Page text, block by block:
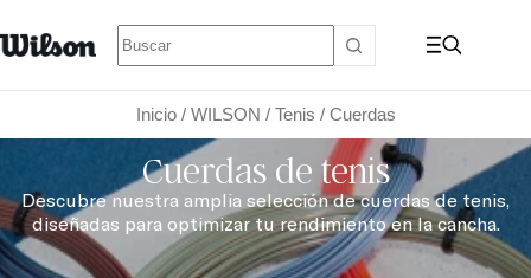
Inicio/ WILSON / Tenis / Cuerdas
Cuerdas de tenis
Descubre nuestra amplia selección de cuerdas de tenis,
diseñadas para optimizar tu rendimiento en la cancha.